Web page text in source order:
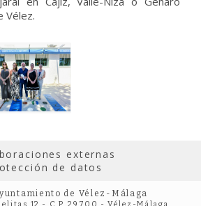
Vélez.
externas
de datos
de Vélez-Málaga